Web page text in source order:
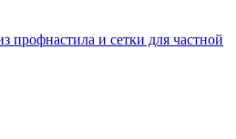
профнастила и сетки для частной